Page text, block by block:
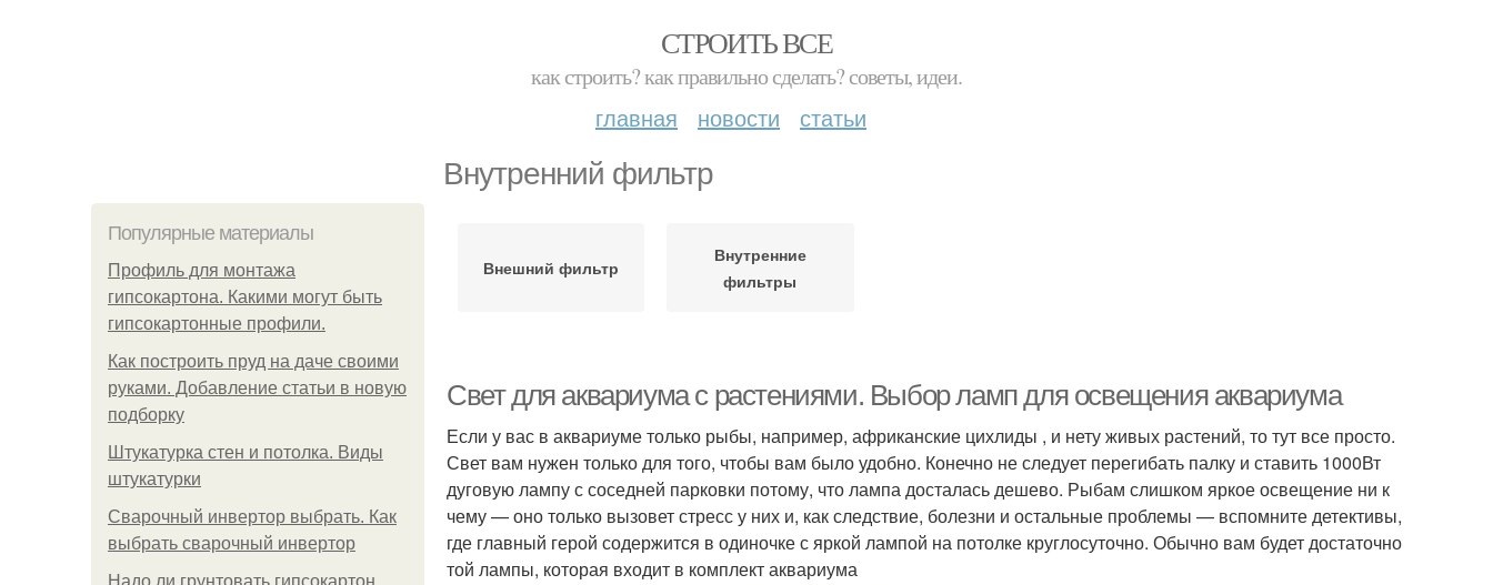
СТРОИТЬ ВСЕ
как строить? как правильно сделать? советы, идеи.
главная новости статьи
Внутренний фильтр
Популярные материалы
Профиль для монтажа
гипсокартона. Какими могут быть
гипсокартонные профили.
Как построить пруд на даче своими
руками. Добавление статьи в новую
подборку
Штукатурка стен и потолка. Виды
штукатурки
Сварочный инвертор выбрать. Как
выбрать сварочный инвертор
Надо ли грунтовать гипсокартон
Внешний фильтр
Внутренние
фильтры
Свет для аквариума с растениями. Выбор ламп для освещения аквариума
Если у вас в аквариуме только рыбы, например, африканские цихлиды , и нету живых растений, то тут все просто.
Свет вам нужен только для того, чтобы вам было удобно. Конечно не следует перегибать палку и ставить 1000Вт
дуговую лампу с соседней парковки потому, что лампа досталась дешево. Рыбам слишком яркое освещение ни к
чему — оно только вызовет стресс у них и, как следствие, болезни и остальные проблемы — вспомните детективы,
где главный герой содержится в одиночке с яркой лампой на потолке круглосуточно. Обычно вам будет достаточно
той лампы, которая входит в комплект аквариума